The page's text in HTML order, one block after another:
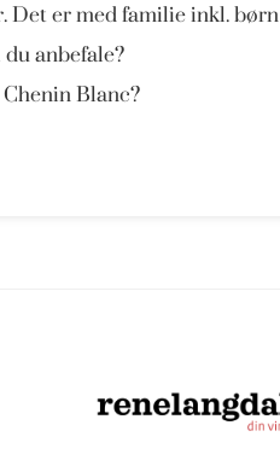
Det er med familie inkl. børn
anbefale?
Blanc?